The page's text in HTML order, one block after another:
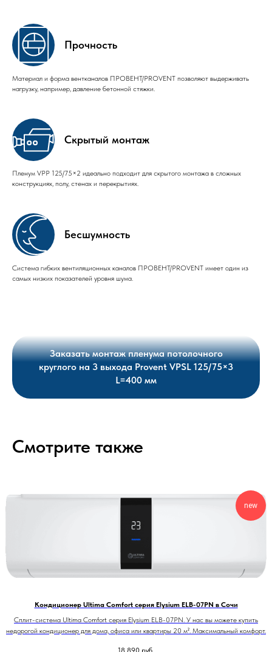
Прочность
Материал и форма вентканалов ПРОВЕНТ/PROVENT позволяют выдерживать
нагрузку, например, давление бетонной стяжки.
Скрытый монтаж
Пленум VPP 125/75×2 идеально подходит для скрытого монтажа в сложных
конструкциях, полу, стенах и перекрытиях.
Бесшумность
Система гибких вентиляционных каналов ПРОВЕНТ/PROVENT имеет один из
самых низких показателей уровня шума.
Заказать монтаж пленума потолочного
круглого на 3 выхода Provent VPSL 125/75×3
L=400 мм
Смотрите также
new
Кондиционер Ultima Comfort серия Elysium ELB-07PN в Сочи
Сплит-система Ultima Comfort серия Elysium ELB-07PN. У нас вы можете купить
недорогой кондиционер для дома, офиса или квартиры 20 м². Максимальный комфорт.
18 890 руб.